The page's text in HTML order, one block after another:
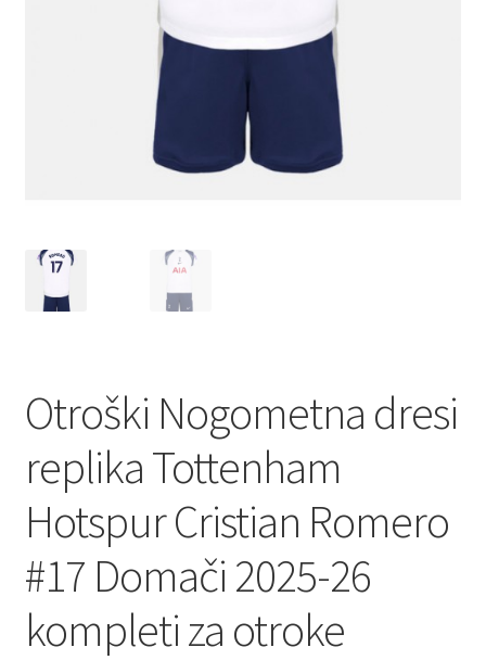
Otroški Nogometna dresi
replika Tottenham
Hotspur Cristian Romero
#17 Domači 2025-26
kompleti za otroke